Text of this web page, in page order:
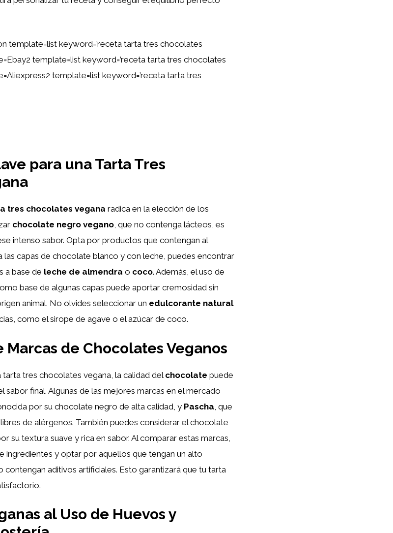
template=list keyword=’receta tarta tres chocolates
template=list keyword=’receta tarta tres chocolates
template=list keyword=’receta tarta tres
para una Tarta Tres
tres chocolates vegana radica en la elección de los
chocolate negro vegano, que no contenga lácteos, es
intenso sabor. Opta por productos que contengan al
las capas de chocolate blanco y con leche, puedes encontrar
a base de leche de almendra o coco. Además, el uso de
base de algunas capas puede aportar cremosidad sin
animal. No olvides seleccionar un edulcorante natural
como el sirope de agave o el azúcar de coco.
Marcas de Chocolates Veganos
tarta tres chocolates vegana, la calidad del chocolate puede
sabor final. Algunas de las mejores marcas en el mercado
por su chocolate negro de alta calidad, y Pascha , que
de alérgenos. También puedes considerar el chocolate
su textura suave y rica en sabor. Al comparar estas marcas,
ingredientes y optar por aquellos que tengan un alto
aditivos artificiales. Esto garantizará que tu tarta
al Uso de Huevos y